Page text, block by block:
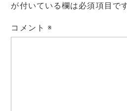
が付いている欄は必須項目で
コメント※